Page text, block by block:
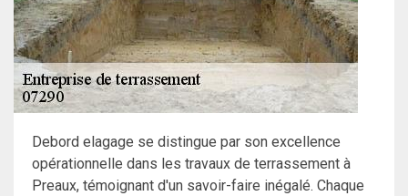
Debord elagage se distingue par son excellence
opérationnelle dans les travaux de terrassement à
Preaux, témoignant d'un savoir-faire inégalé. Chaque